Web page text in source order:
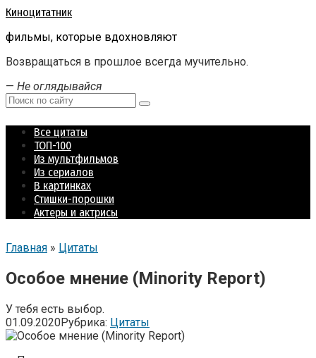
Перейти
контенту
Киноцитатник
фильмы, которые вдохновляют
Возвращаться в прошлое всегда мучительно.
— Не оглядывайся
Поиск:
Все цитаты
ТОП-100
Из мультфильмов
Из сериалов
В картинках
Стишки-порошки
Актеры и актрисы
Главная » Цитаты
Особое мнение (Minority Report)
У тебя есть выбор.
01.09.2020Рубрика: Цитаты